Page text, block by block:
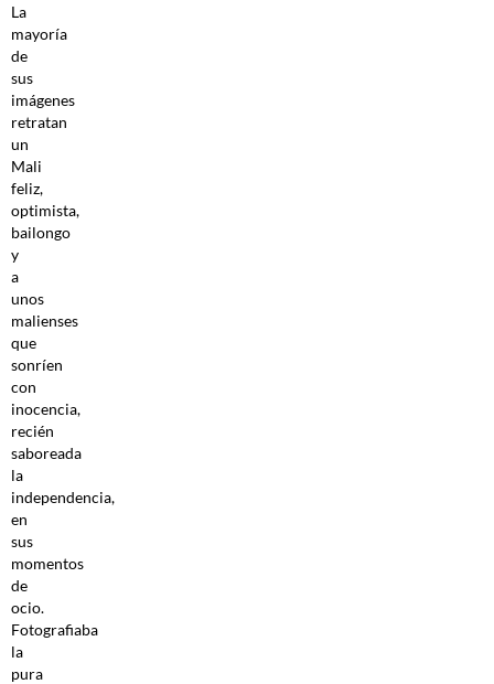
La
mayoría
de
sus
imágenes
retratan
un
Mali
feliz,
optimista,
bailongo
y
a
unos
malienses
que
sonríen
con
inocencia,
recién
saboreada
la
independencia,
en
sus
momentos
de
ocio.
Fotografiaba
la
pura